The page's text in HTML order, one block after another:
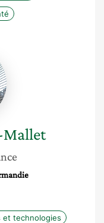
Mallet
et technologies